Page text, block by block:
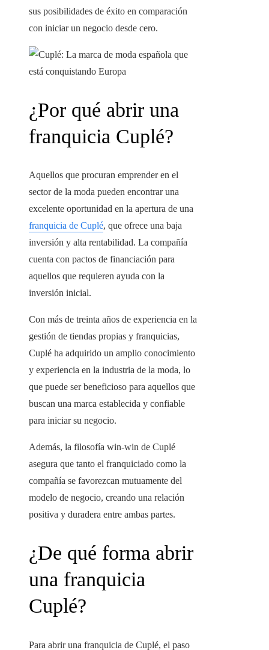
sus posibilidades de éxito en comparación
con iniciar un negocio desde cero.
¿Por qué abrir una
franquicia Cuplé?
Aquellos que procuran emprender en el
sector de la moda pueden encontrar una
excelente oportunidad en la apertura de una
franquicia de Cuplé, que ofrece una baja
inversión y alta rentabilidad. La compañía
cuenta con pactos de financiación para
aquellos que requieren ayuda con la
inversión inicial.
Con más de treinta años de experiencia en la
gestión de tiendas propias y franquicias,
Cuplé ha adquirido un amplio conocimiento
y experiencia en la industria de la moda, lo
que puede ser beneficioso para aquellos que
buscan una marca establecida y confiable
para iniciar su negocio.
Además, la filosofía win-win de Cuplé
asegura que tanto el franquiciado como la
compañía se favorezcan mutuamente del
modelo de negocio, creando una relación
positiva y duradera entre ambas partes.
¿De qué forma abrir
una franquicia
Cuplé?
Para abrir una franquicia de Cuplé, el paso